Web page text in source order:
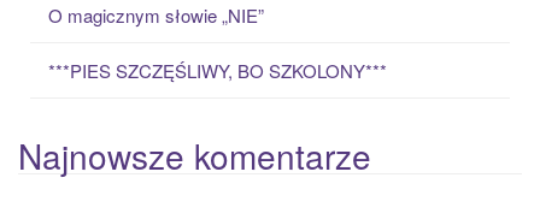
O magicznym słowie „NIE”
***PIES SZCZĘŚLIWY, BO SZKOLONY***
Najnowsze komentarze